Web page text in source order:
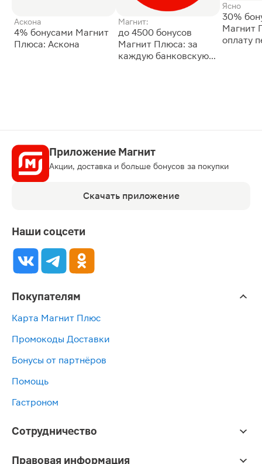
Аскона
4% бонусами Магнит
Плюса: Аскона
Магнит:
до 4500 бонусов
Магнит Плюса: за
каждую банковскую
Ясно
30%
Магнит
оплату
Приложение Магнит
Акции, доставка и больше бонусов за покупки
Скачать приложение
Наши соцсети
Покупателям
Карта Магнит Плюс
Промокоды Доставки
Бонусы от партнёров
Помощь
Гастроном
Сотрудничество
Правовая информация